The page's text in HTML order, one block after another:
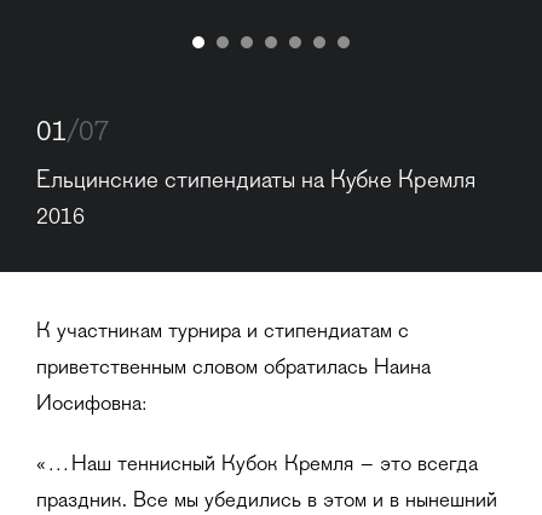
01/07
Ельцинские стипендиаты на Кубке Кремля
2016
К участникам турнира и стипендиатам с
приветственным словом обратилась Наина
Иосифовна:
«…Наш теннисный Кубок Кремля – это всегда
праздник. Все мы убедились в этом и в нынешний